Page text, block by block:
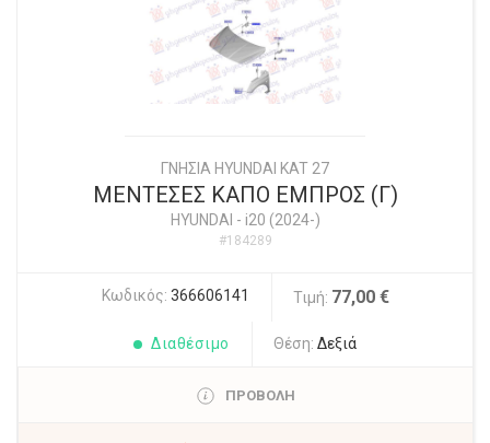
ΓΝΗΣΙΑ HYUNDAI KAT 27
ΜΕΝΤΕΣΕΣ ΚΑΠΟ ΕΜΠΡΟΣ (Γ)
HYUNDAI - i20 (2024-)
#184289
Κωδικός: 366606141 Τιμή: 77,00 €
Διαθέσιμο Θέση: Δεξιά
ΠΡΟΒΟΛΗ